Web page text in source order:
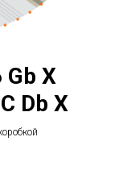
Gb Х
Db X